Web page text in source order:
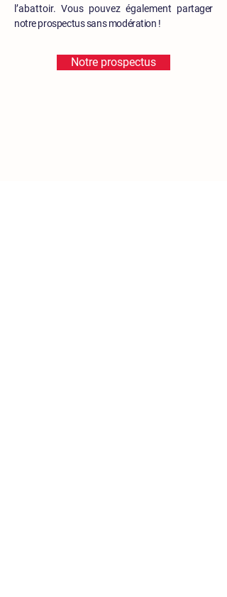
l’abattoir.Vous pouvez également partager
notre prospectus sans modération !
Notre prospectus